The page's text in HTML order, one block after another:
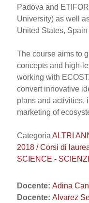
Padova and
University) as well
United States,
The course aims to
concepts and high-
working with
convert innovative
plans and activities,
marketing of
Categoria ALTRI
2018 / Corsi di
SCIENCE -
Docente: Adina
Docente: Alvarez